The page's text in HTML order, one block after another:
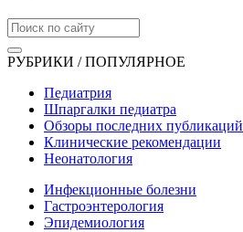
РУБРИКИ / ПОПУЛЯРНОЕ
Педиатрия
Шпаргалки педиатра
Обзоры последних публикаций
Клинические рекомендации
Неонатология
Инфекционные болезни
Гастроэнтерология
Эпидемиология